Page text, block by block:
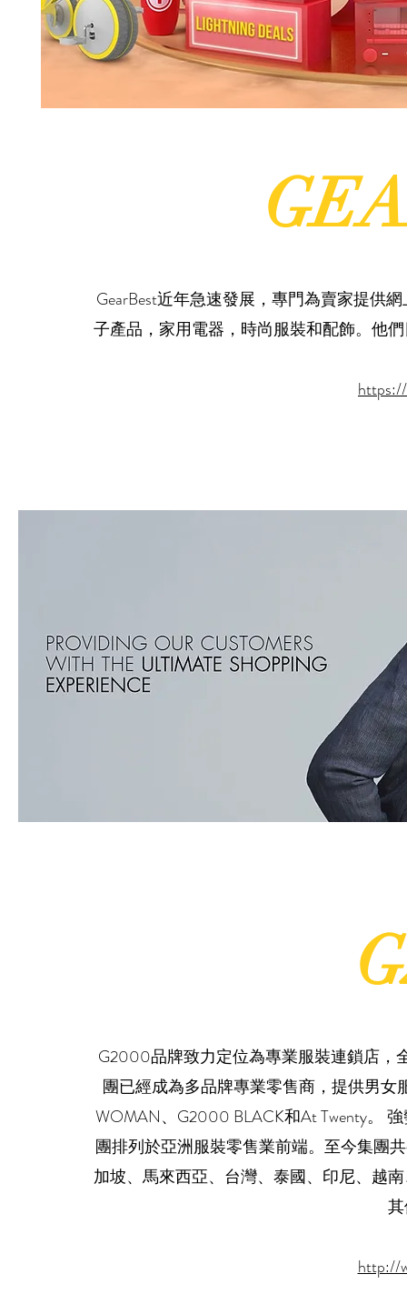
GearBest近年急速發展，專門為賣家提供
子產品，家用電器，時尚服裝和配飾。他
G2000品牌致力定位為專業服裝連鎖店
團已經成為多品牌專業零售商，提供男
WOMAN、G2000 BLACK和At Twenty。
團排列於亞洲服裝零售業前端。至今集團
加坡、馬來西亞、台灣、泰國、印尼、越
http://